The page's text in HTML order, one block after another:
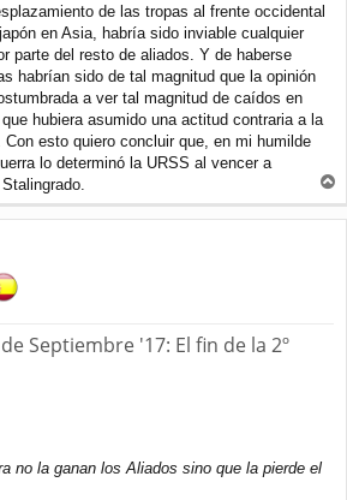
de las tropas al frente occidental
en Asia, habría sido inviable cualquier
parte del resto de aliados. Y de haberse
habrían sido de tal magnitud que la opinión
a ver tal magnitud de caídos en
hubiera asumido una actitud contraria a la
esto quiero concluir que, en mi humilde
lo determinó la URSS al vencer a
r
r
Septiembre '17: El fin de la 2º
no la ganan los Aliados sino que la pierde el